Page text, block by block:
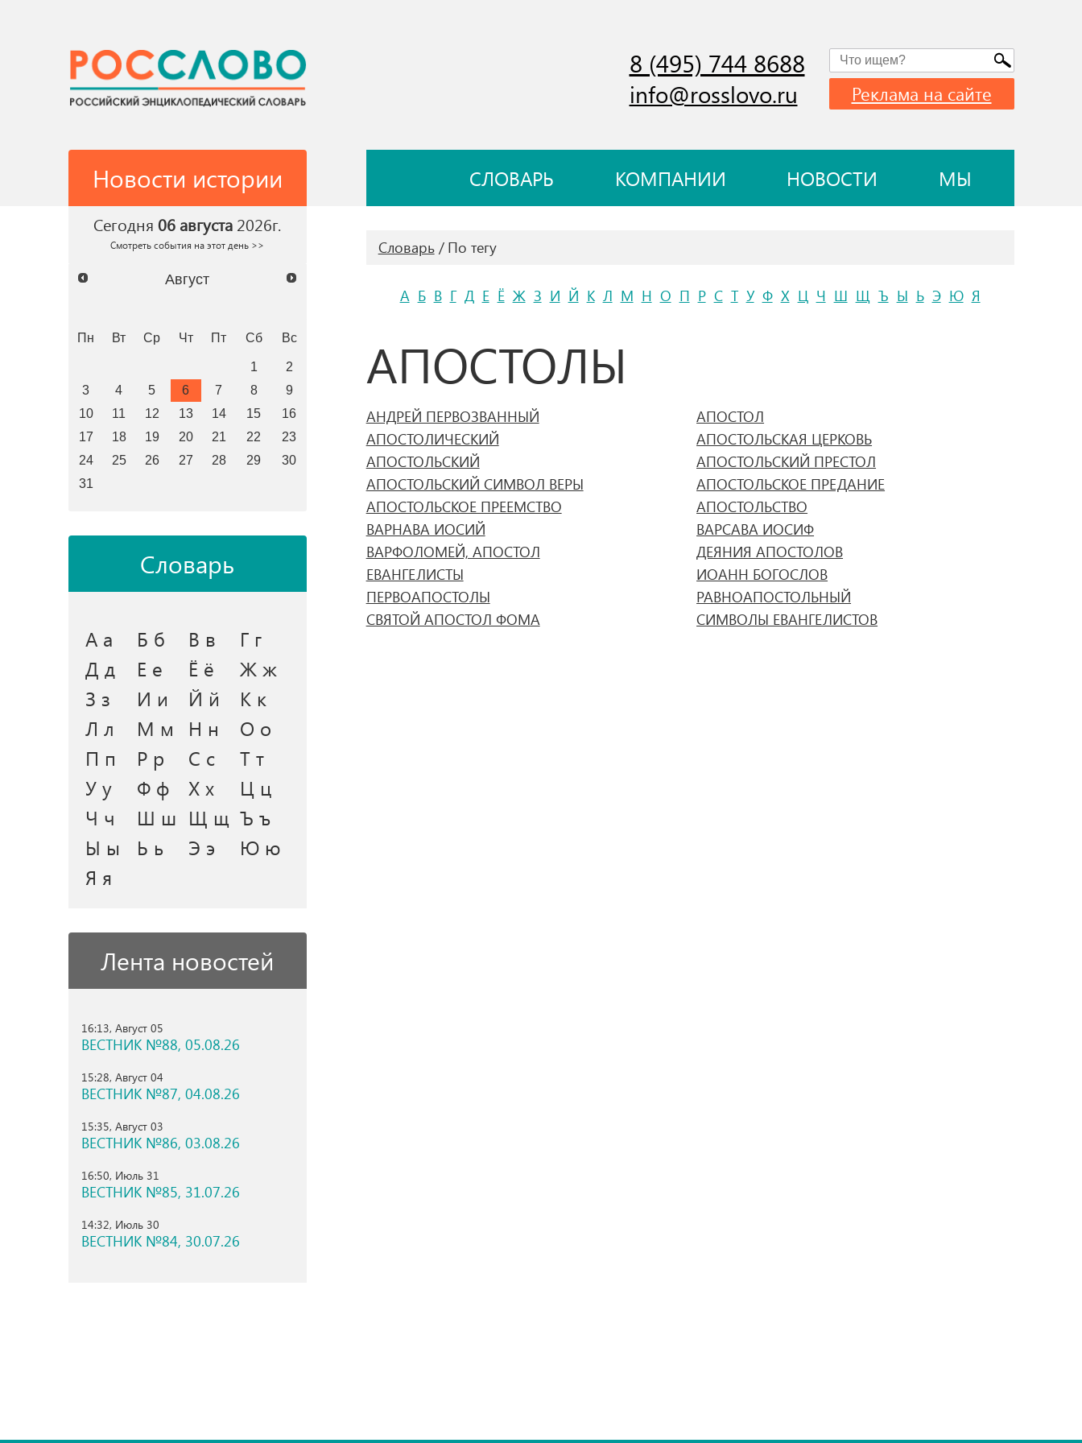
8 (495) 744 8688
info@rosslovo.ru Реклама на сайте
Новости истории СЛОВАРЬ КОМПАНИИ НОВОСТИ МЫ
Сегодня 06 августа 2026г.
Смотреть события на этот день >>
Август
Пн Вт Ср Чт Пт Сб Вс
1
2
3
4 5 6 7 8
9
10
11 12 13 14 15
16
17
18 19 20 21 22
23
24
25 26 27 28 29
30
31
Словарь
А а Б б В в
Г г
Д д
Е е Ё ё
Ж ж
З з
И и Й й
К к
Л л
М м Н н
О о
П п
Р р С с
Т т
У у
Ф ф Х х
Ц ц
Ч ч
Ш ш Щ щ Ъ ъ
Ы ы
Ь ь Э э
Ю ю
Я я
Лента новостей
16:13, Август 05
ВЕСТНИК №88, 05.08.26
15:28, Август 04
ВЕСТНИК №87, 04.08.26
15:35, Август 03
ВЕСТНИК №86, 03.08.26
16:50, Июль 31
ВЕСТНИК №85, 31.07.26
14:32, Июль 30
ВЕСТНИК №84, 30.07.26
Словарь По тегу
А Б В Г Д Е Ё Ж З И Й К Л М Н О П Р С Т У Ф Х Ц Ч Ш Щ Ъ Ы Ь Э Ю Я
АПОСТОЛЫ
АНДРЕЙ ПЕРВОЗВАННЫЙ
АПОСТОЛ
АПОСТОЛИЧЕСКИЙ
АПОСТОЛЬСКАЯ ЦЕРКОВЬ
АПОСТОЛЬСКИЙ
АПОСТОЛЬСКИЙ ПРЕСТОЛ
АПОСТОЛЬСКИЙ СИМВОЛ ВЕРЫ
АПОСТОЛЬСКОЕ ПРЕДАНИЕ
АПОСТОЛЬСКОЕ ПРЕЕМСТВО
АПОСТОЛЬСТВО
ВАРНАВА ИОСИЙ
ВАРСАВА ИОСИФ
ВАРФОЛОМЕЙ, АПОСТОЛ
ДЕЯНИЯ АПОСТОЛОВ
ЕВАНГЕЛИСТЫ
ИОАНН БОГОСЛОВ
ПЕРВОАПОСТОЛЫ
РАВНОАПОСТОЛЬНЫЙ
СВЯТОЙ АПОСТОЛ ФОМА
СИМВОЛЫ ЕВАНГЕЛИСТОВ